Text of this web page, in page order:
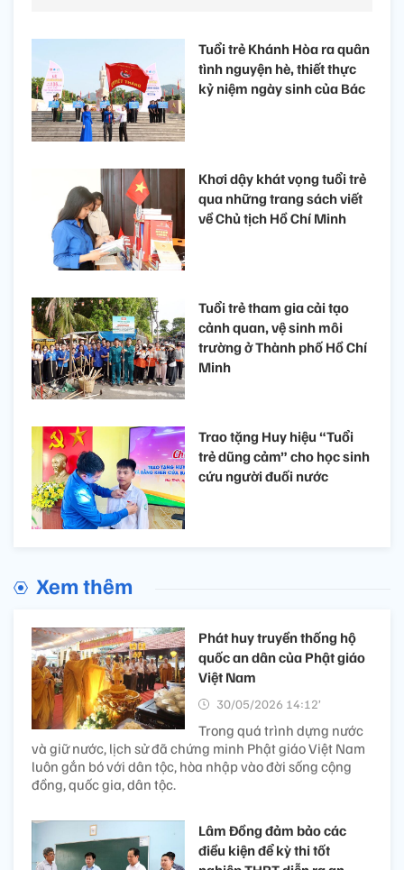
Tuổi trẻ Khánh Hòa ra quân
tình nguyện hè, thiết thực
kỷ niệm ngày sinh của Bác
Khơi dậy khát vọng tuổi trẻ
qua những trang sách viết
về Chủ tịch Hồ Chí Minh
Tuổi trẻ tham gia cải tạo
cảnh quan, vệ sinh môi
trường ở Thành phố Hồ Chí
Minh
Trao tặng Huy hiệu “Tuổi
trẻ dũng cảm” cho học sinh
cứu người đuối nước
Xem thêm
Phát huy truyền thống hộ
quốc an dân của Phật giáo
Việt Nam
30/05/2026 14:12’
Trong quá trình dựng nước
và giữ nước, lịch sử đã chứng minh Phật giáo Việt Nam
luôn gắn bó với dân tộc, hòa nhập vào đời sống cộng
đồng, quốc gia, dân tộc.
Lâm Đồng đảm bảo các
điều kiện để kỳ thi tốt